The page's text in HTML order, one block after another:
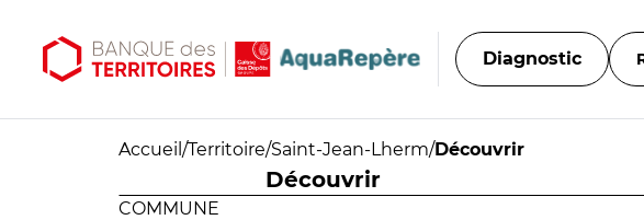
Diagnostic
Accueil /Territoire/Saint-Jean-Lherm/Découvrir
Découvrir
COMMUNE